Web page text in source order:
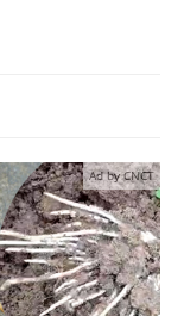
Ad by CNCT